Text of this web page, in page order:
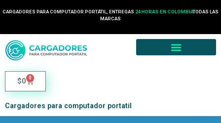
CARGADORES PARA COMPUTADOR PORTÁTIL, ENTREGAS 24 HORAS EN COLOMBIATODAS LAS
MARCAS
$0 0
Cargadores para computador portatil